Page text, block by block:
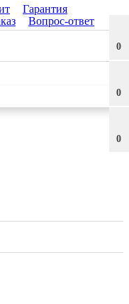
0
0
0
Гарантия
Вопрос-ответ